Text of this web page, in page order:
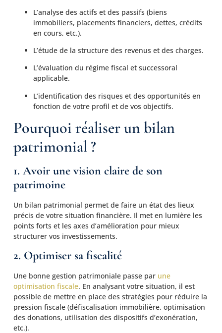
L’analyse des actifs et des passifs (biens
immobiliers, placements financiers, dettes, crédits
en cours, etc.).
L’étude de la structure des revenus et des charges.
L’évaluation du régime fiscal et successoral
applicable.
L’identification des risques et des opportunités en
fonction de votre profil et de vos objectifs.
Pourquoi réaliser un bilan
patrimonial ?
1. Avoir une vision claire de son
patrimoine
Un bilan patrimonial permet de faire un état des lieux
précis de votre situation financière. Il met en lumière les
points forts et les axes d’amélioration pour mieux
structurer vos investissements.
2. Optimiser sa fiscalité
Une bonne gestion patrimoniale passe par une
optimisation fiscale. En analysant votre situation, il est
possible de mettre en place des stratégies pour réduire la
pression fiscale (défiscalisation immobilière, optimisation
des donations, utilisation des dispositifs d’exonération,
etc.).